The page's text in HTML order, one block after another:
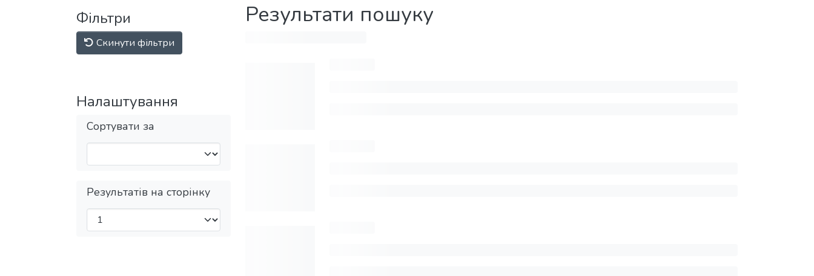
Фільтри
Скинути фільтри
Налаштування
Сортувати за
Результатів на сторінку
Результати пошуку